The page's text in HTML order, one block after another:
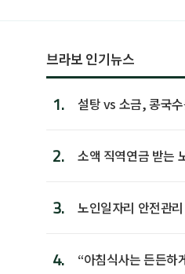
브라보 인기뉴스
1. 설탕 vs 소금, 콩국
2.
소액 직역연금 받는
3.
노인일자리 안전관
4.
“아침식사는 든든하